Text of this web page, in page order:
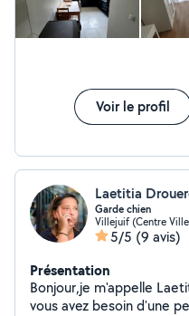
Voir le profil
Laetitia
Garde chien
Villejuif (Centre
5/5 (9 avis)
Présentation
Bonjour,je m'appelle
vous avez besoin d'une